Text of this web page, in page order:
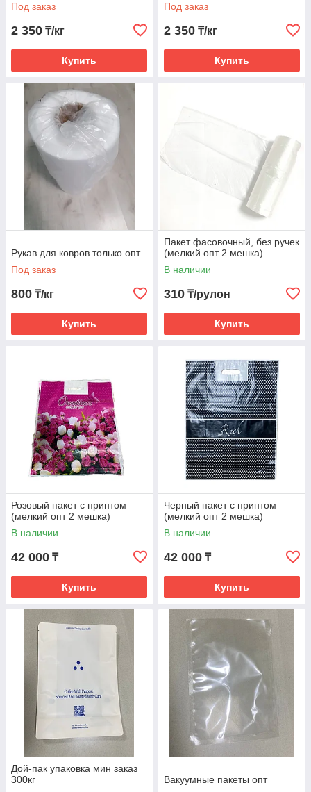
Под заказ
2 350 ₸/кг
Купить
Под заказ
2 350 ₸/кг
Купить
Рукав для ковров только опт
Под заказ
800 ₸/кг
Купить
Пакет фасовочный, без ручек
(мелкий опт 2 мешка)
В наличии
310 ₸/рулон
Купить
Розовый пакет с принтом
(мелкий опт 2 мешка)
В наличии
42 000 ₸
Купить
Черный пакет с принтом
(мелкий опт 2 мешка)
В наличии
42 000 ₸
Купить
Дой-пак упаковка мин заказ
300кг
Вакуумные пакеты опт